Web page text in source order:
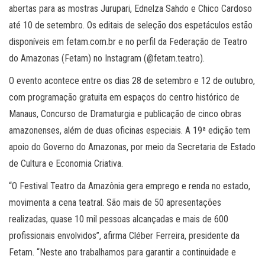
abertas para as mostras Jurupari, Ednelza Sahdo e Chico Cardoso
até 10 de setembro. Os editais de seleção dos espetáculos estão
disponíveis em fetam.com.br e no perfil da Federação de Teatro
do Amazonas (Fetam) no Instagram (@fetam.teatro).
O evento acontece entre os dias 28 de setembro e 12 de outubro,
com programação gratuita em espaços do centro histórico de
Manaus, Concurso de Dramaturgia e publicação de cinco obras
amazonenses, além de duas oficinas especiais. A 19ª edição tem
apoio do Governo do Amazonas, por meio da Secretaria de Estado
de Cultura e Economia Criativa.
“O Festival Teatro da Amazônia gera emprego e renda no estado,
movimenta a cena teatral. São mais de 50 apresentações
realizadas, quase 10 mil pessoas alcançadas e mais de 600
profissionais envolvidos”, afirma Cléber Ferreira, presidente da
Fetam. “Neste ano trabalhamos para garantir a continuidade e